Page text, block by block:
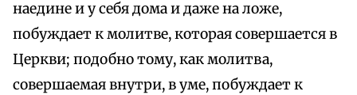
наедине и у себя дома и даже на ложе,
побуждает к молитве, которая совершается в
Церкви; подобно тому, как молитва,
совершаемая внутри, в уме, побуждает к